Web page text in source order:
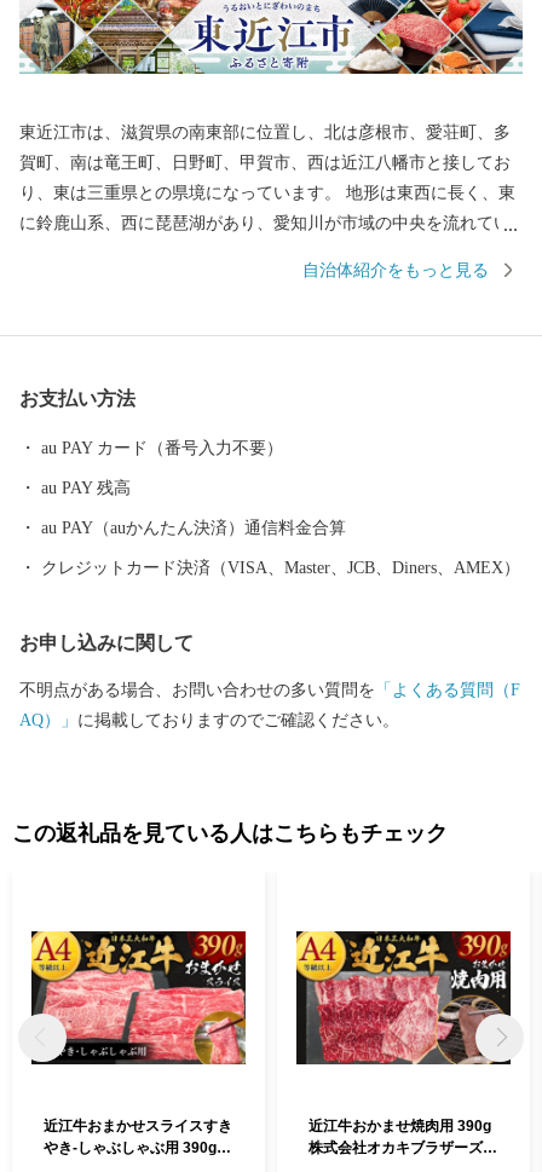
東近江市は、滋賀県の南東部に位置し、北は彦根市、愛荘町、多
賀町、南は竜王町、日野町、甲賀市、西は近江八幡市と接してお
り、東は三重県との県境になっています。 地形は東西に長く、東
に鈴鹿山系、西に琵琶湖があり、愛知川が市域の中央を流れてい
流域には平地や丘陵地が広がり、緑豊かな田園地帯を形成してい
市・長浜市・甲賀市・大津市に次いで県内で5番目に大きな市で
自治体紹介をもっと見る
お支払い方法
au PAY カード（番号入力不要）
au PAY 残高
au PAY（auかんたん決済）通信料金合算
クレジットカード決済（VISA、Master、JCB、Diners、AMEX）
お申し込みに関して
不明点がある場合、お問い合わせの多い質問を 「よくある質問（F
AQ）」 に掲載しておりますのでご確認ください。
この返礼品を見ている人はこちらもチェック
近江牛おまかせスライスすき
やき-しゃぶしゃぶ用 390g
近江牛おかませ焼肉用 390g
株式会社オカキブラザーズフ